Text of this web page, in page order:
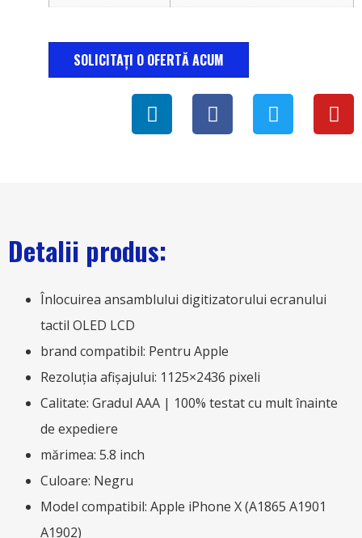
SOLICITAȚI O OFERTĂ ACUM
Detalii produs:
Înlocuirea ansamblului digitizatorului ecranului
tactil OLED LCD
brand compatibil: Pentru Apple
Rezoluția afișajului: 1125×2436 pixeli
Calitate: Gradul AAA | 100% testat cu mult înainte
de expediere
mărimea: 5.8 inch
Culoare: Negru
Model compatibil: Apple iPhone X (A1865 A1901
A1902)